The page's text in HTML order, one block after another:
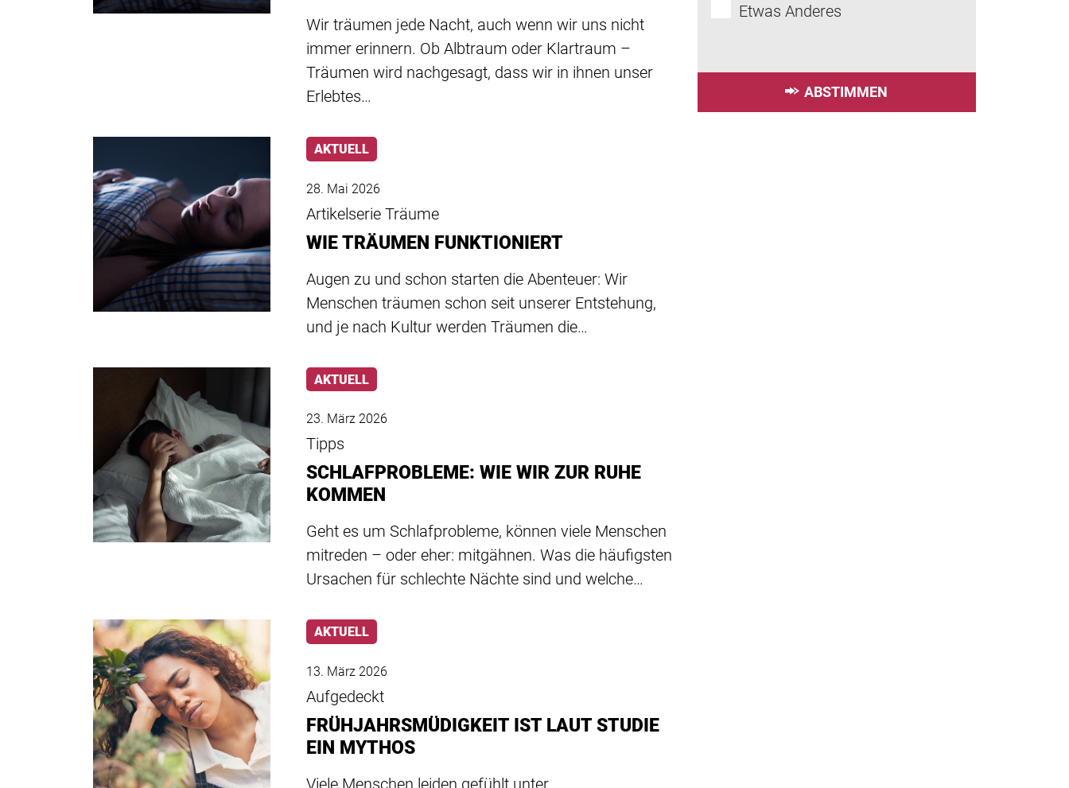
Wir träumen jede Nacht, auch wenn wir uns nicht
immer erinnern. Ob Albtraum oder Klartraum –
Träumen wird nachgesagt, dass wir in ihnen unser
Erlebtes…
AKTUELL
28. Mai 2026
Artikelserie Träume
WIE TRÄUMEN FUNKTIONIERT
Augen zu und schon starten die Abenteuer: Wir
Menschen träumen schon seit unserer Entstehung,
und je nach Kultur werden Träumen die…
AKTUELL
23. März 2026
Tipps
SCHLAFPROBLEME: WIE WIR ZUR RUHE
KOMMEN
Geht es um Schlafprobleme, können viele Menschen
mitreden – oder eher: mitgähnen. Was die häufigsten
Ursachen für schlechte Nächte sind und welche…
AKTUELL
13. März 2026
Aufgedeckt
FRÜHJAHRSMÜDIGKEIT IST LAUT STUDIE
EIN MYTHOS
Viele Menschen leiden gefühlt unter
Etwas Anderes
ABSTIMMEN